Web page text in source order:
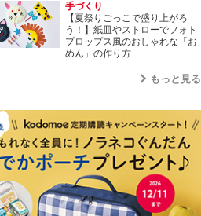
手づくり
【夏祭りごっこで盛り上がろ
う！】紙皿やストローでフォト
プロップス風のおしゃれな「お
めん」の作り方
もっと見る